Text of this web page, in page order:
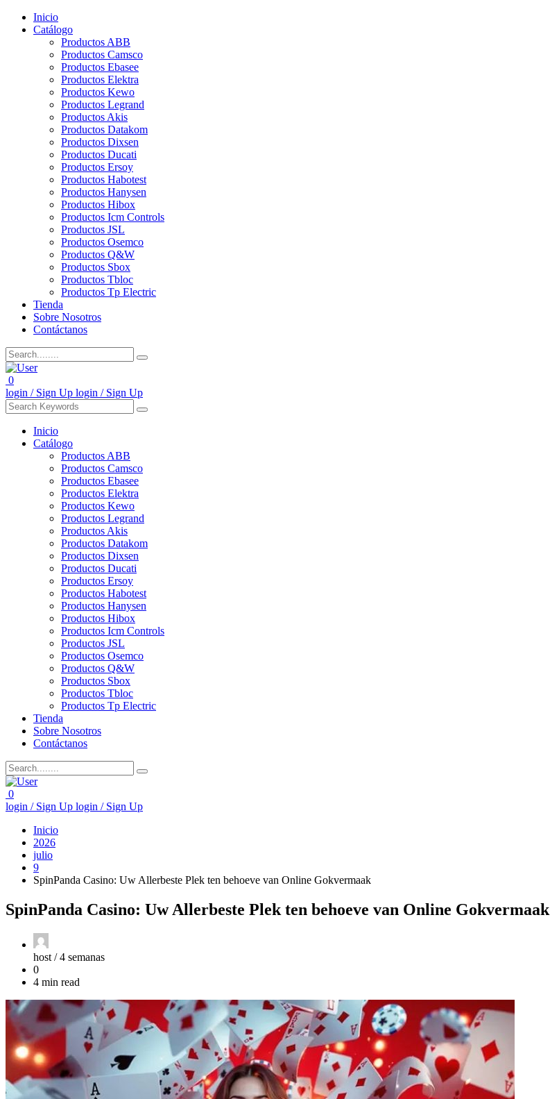
Inicio
Catálogo
Productos ABB
Productos Camsco
Productos Ebasee
Productos Elektra
Productos Kewo
Productos Legrand
Productos Akis
Productos Datakom
Productos Dixsen
Productos Ducati
Productos Ersoy
Productos Habotest
Productos Hanysen
Productos Hibox
Productos Icm Controls
Productos JSL
Productos Osemco
Productos Q&W
Productos Sbox
Productos Tbloc
Productos Tp Electric
Tienda
Sobre Nosotros
Contáctanos
0
login / Sign Up login / Sign Up
Inicio
Catálogo
Productos ABB
Productos Camsco
Productos Ebasee
Productos Elektra
Productos Kewo
Productos Legrand
Productos Akis
Productos Datakom
Productos Dixsen
Productos Ducati
Productos Ersoy
Productos Habotest
Productos Hanysen
Productos Hibox
Productos Icm Controls
Productos JSL
Productos Osemco
Productos Q&W
Productos Sbox
Productos Tbloc
Productos Tp Electric
Tienda
Sobre Nosotros
Contáctanos
0
login / Sign Up login / Sign Up
Inicio
2026
julio
9
SpinPanda Casino: Uw Allerbeste Plek ten behoeve van Online Gokvermaak
SpinPanda Casino: Uw Allerbeste Plek ten behoeve van Online Gokvermaak
host /4 semanas
0
4 min read